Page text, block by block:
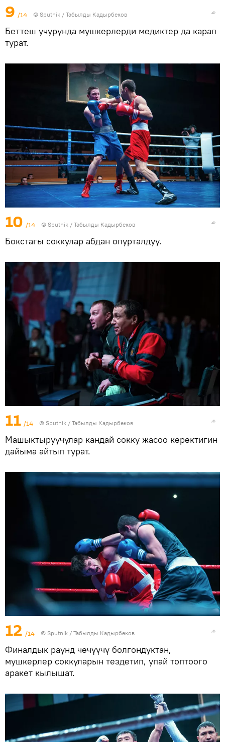
9 /14 © Sputnik / Табылды Кадырбеков
Беттеш учурунда мушкерлерди медиктер да карап
турат.
10 /14 © Sputnik / Табылды Кадырбеков
Бокстагы соккулар абдан опурталдуу.
11 /14 © Sputnik / Табылды Кадырбеков
Машыктыруучулар кандай сокку жасоо керектигин
дайыма айтып турат.
12 /14 © Sputnik / Табылды Кадырбеков
Финалдык раунд чечүүчү болгондуктан,
мушкерлер соккуларын тездетип, упай топтоого
аракет кылышат.